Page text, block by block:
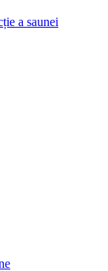
a saunei